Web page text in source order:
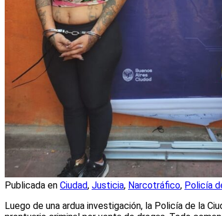
Publicada en Ciudad, Justicia, Narcotráfico, Policía
Luego de una ardua investigación, la Policía de la